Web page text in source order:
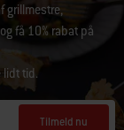
grillmestre,
få 10% rabat på
lidt tid.
Tilmeld nu